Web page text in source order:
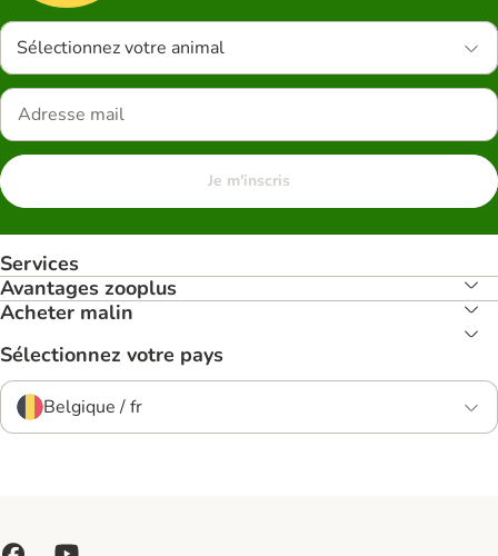
Sélectionnez votre animal
Je m'inscris
Services
Avantages zooplus
Acheter malin
Sélectionnez votre pays
Belgique / fr